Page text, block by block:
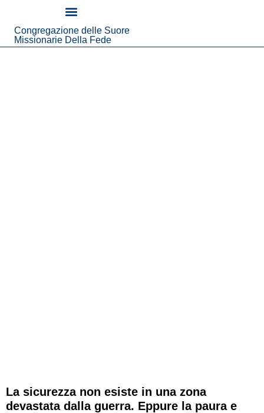
Congregazione delle Suore
Missionarie Della Fede
La sicurezza non esiste in una zona
devastata dalla guerra. Eppure la paura e